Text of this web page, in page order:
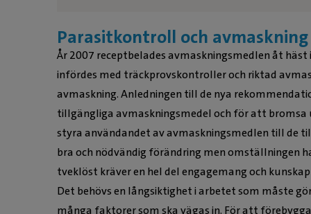
Parasitkontroll och
År 2007 receptbelades avmaskningsmedlen åt
infördes med träckprovskontroller och riktad
avmaskning. Anledningen till de nya
tillgängliga avmaskningsmedel och för att bromsa
styra användandet av avmaskningsmedlen till de
bra och nödvändig förändring men omställningen
tveklöst kräver en hel del engagemang och
Det behövs en långsiktighet i arbetet som måste
många faktorer som ska vägas in. För att